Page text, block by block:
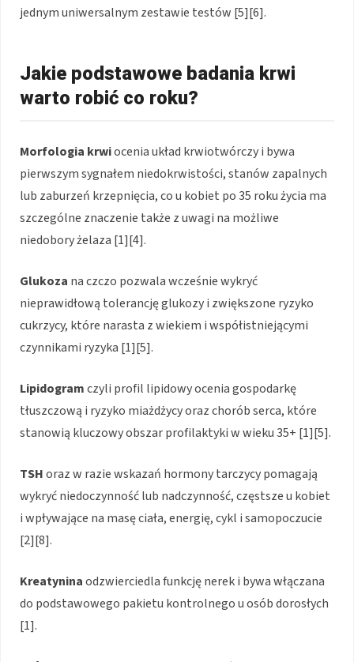
jednym uniwersalnym zestawie testów [5][6].
Jakie podstawowe badania krwi
warto robić co roku?
Morfologia krwiocenia układ krwiotwórczy i bywa
pierwszym sygnałem niedokrwistości, stanów zapalnych
lub zaburzeń krzepnięcia, co u kobiet po 35 roku życia ma
szczególne znaczenie także z uwagi na możliwe
niedobory żelaza [1][4].
Glukoza na czczo pozwala wcześnie wykryć
nieprawidłową tolerancję glukozy i zwiększone ryzyko
cukrzycy, które narasta z wiekiem i współistniejącymi
czynnikami ryzyka [1][5].
Lipidogramczyli profil lipidowy ocenia gospodarkę
tłuszczową i ryzyko miażdżycy oraz chorób serca, które
stanowią kluczowy obszar profilaktyki w wieku 35+ [1][5].
TSHoraz w razie wskazań hormony tarczycy pomagają
wykryć niedoczynność lub nadczynność, częstsze u kobiet
i wpływające na masę ciała, energię, cykl i samopoczucie
[2][8].
Kreatyninaodzwierciedla funkcję nerek i bywa włączana
do podstawowego pakietu kontrolnego u osób dorosłych
[1].